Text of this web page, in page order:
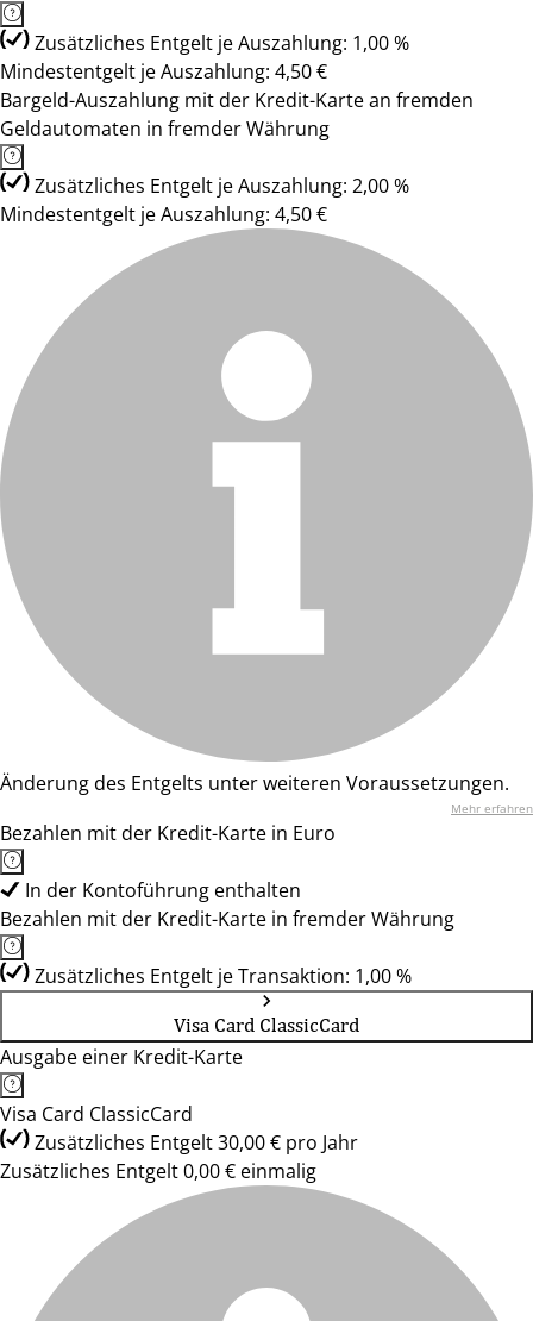
Zusätzliches Entgelt je Auszahlung: 1,00 %
Mindestentgelt je Auszahlung: 4,50 €
Bargeld-Auszahlung mit der Kredit-Karte an fremden
Geldautomaten in fremder Währung
Zusätzliches Entgelt je Auszahlung: 2,00 %
Mindestentgelt je Auszahlung: 4,50 €
Änderung des Entgelts unter weiteren Voraussetzungen.
Mehr erfahren
Bezahlen mit der Kredit-Karte in Euro
In der Kontoführung enthalten
Bezahlen mit der Kredit-Karte in fremder Währung
Zusätzliches Entgelt je Transaktion: 1,00 %
Visa Card ClassicCard
Ausgabe einer Kredit-Karte
Visa Card ClassicCard
Zusätzliches Entgelt 30,00 € pro Jahr
Zusätzliches Entgelt 0,00 € einmalig